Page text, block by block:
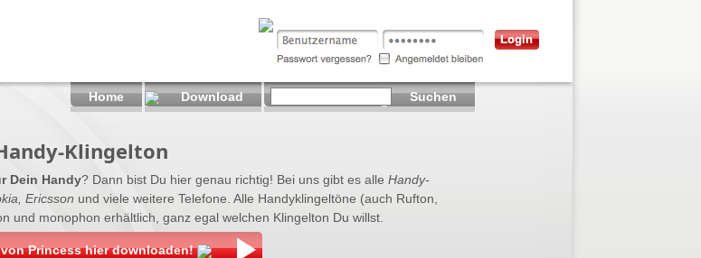
Klingelton
Dein Handy? Dann bist Du hier genau richtig! Bei uns gibt es alle Handy-
Ericsson und viele weitere Telefone. Alle Handyklingeltöne (auch Rufton,
und monophon erhältlich, ganz egal welchen Klingelton Du willst.
Princess hier downloaden!
Home Download Suchen